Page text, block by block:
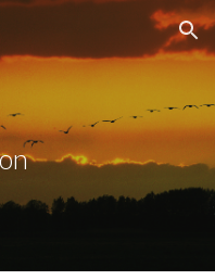
Skip to navigation